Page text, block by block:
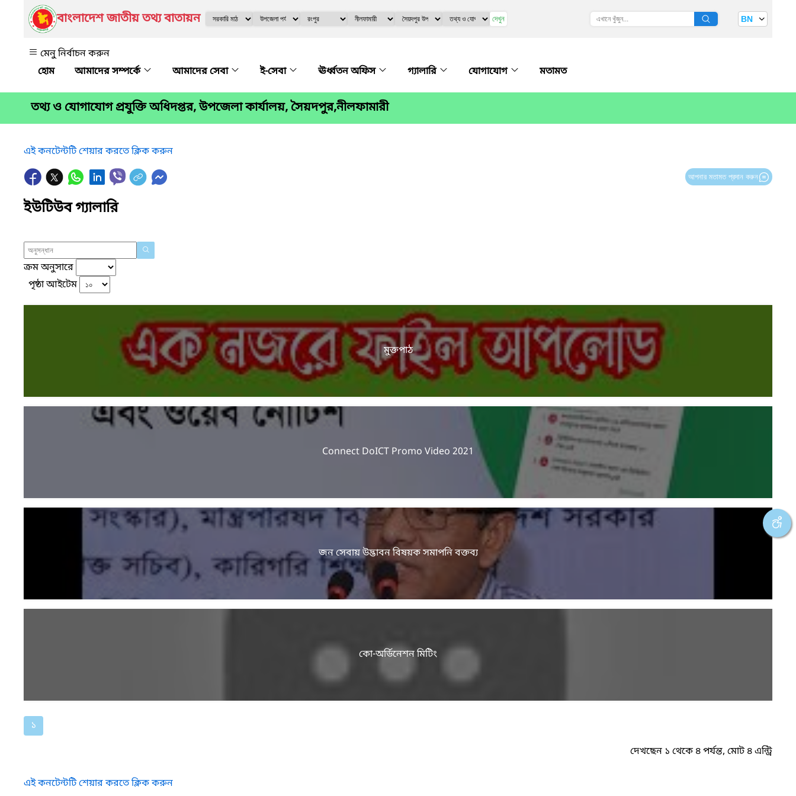
বাংলাদেশ জাতীয় তথ্য বাতায়ন দেখুন BN
মেনু নির্বাচন করুন
আমাদের সম্পর্কে
আমাদের সেবা ই-সেবা ঊর্ধ্বতন অফিস গ্যালারি যোগাযোগ মতামত
তথ্য ও যোগাযোগ প্রযুক্তি অধিদপ্তর, উপজেলা কার্যালয়, সৈয়দপুর,নীলফামারী
এই কনটেন্টটি শেয়ার করতে ক্লিক করুন
আপনার মতামত প্রদান করুন
ইউটিউব গ্যালারি
ক্রম অনুসারে
পৃষ্ঠা আইটেম
মুক্তপাঠ
Connect DoICT Promo Video 2021
জন সেবায় উদ্ভাবন বিষয়ক সমাপনি বক্তব্য
কো-অর্ডিনেশন মিটিং
১
দেখছেন ১ থেকে ৪ পর্যন্ত, মোট ৪ এন্ট্রি
এই কনটেন্টটি শেয়ার করতে ক্লিক করুন